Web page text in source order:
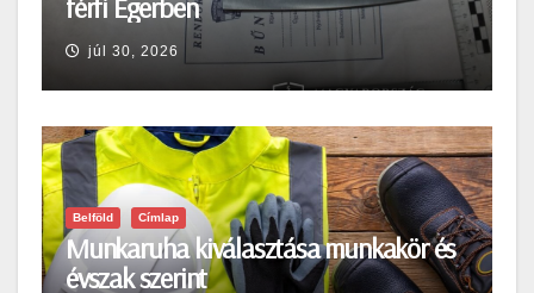
júl 30, 2026
Belföld Címlap
Munkaruha kiválasztása munkakör és
évszak szerint